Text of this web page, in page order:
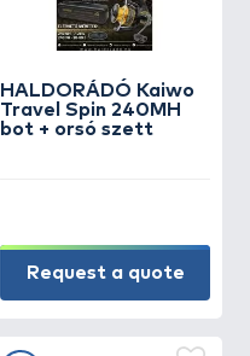
HALDORÁDÓ Kaiwo
Travel Spin 240MH
bot + orsó szett
Request a quote